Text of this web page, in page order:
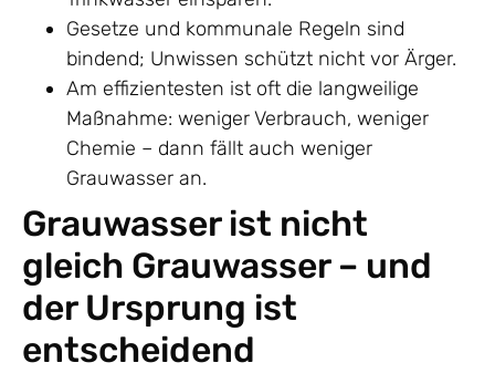
Gesetze und kommunale Regeln sind
bindend; Unwissen schützt nicht vor Ärger.
Am effizientesten ist oft die langweilige
Maßnahme: weniger Verbrauch, weniger
Chemie – dann fällt auch weniger
Grauwasser an.
Grauwasser ist nicht
gleich Grauwasser – und
der Ursprung ist
entscheidend